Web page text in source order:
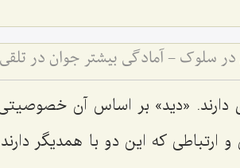
در سلوک - آمادگی بیشتر جوان در
دارند. «دید» بر اساس آن
ارتباطی که این دو با همدیگر